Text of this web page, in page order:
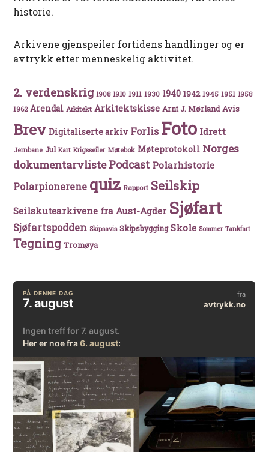
historie.
Arkivene gjenspeiler fortidens handlinger og er
avtrykk etter menneskelig aktivitet.
2. verdenskrig 1908 1910 1911 1930 1940 1942 1945 1951 1958
1962 Arendal Arkitekt Arkitektskisse Arnt J. Mørland Avis
Brev Digitaliserte arkiv Forlis Foto Idrett
Jernbane Jul Kart Krigsseiler Møtebok Møteprotokoll Norges
dokumentarvlistePodcast Polarhistorie
Polarpionerene quiz Rapport Seilskip
Seilskutearkivene fra Aust-Agder Sjøfart
Sjøfartspodden Skipsavis Skipsbygging Skole Sommer Tankfart
Tegning Tromøya